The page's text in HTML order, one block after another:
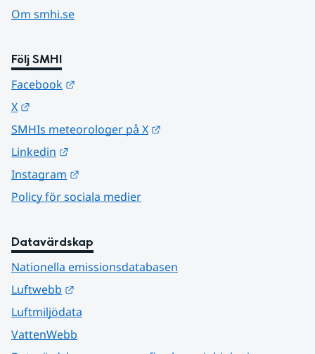
Om smhi.se
Följ SMHI
Facebook
X
SMHIs meteorologer på X
Linkedin
Instagram
Policy för sociala medier
Datavärdskap
Nationella emissionsdatabasen
Luftwebb
Luftmiljödata
VattenWebb